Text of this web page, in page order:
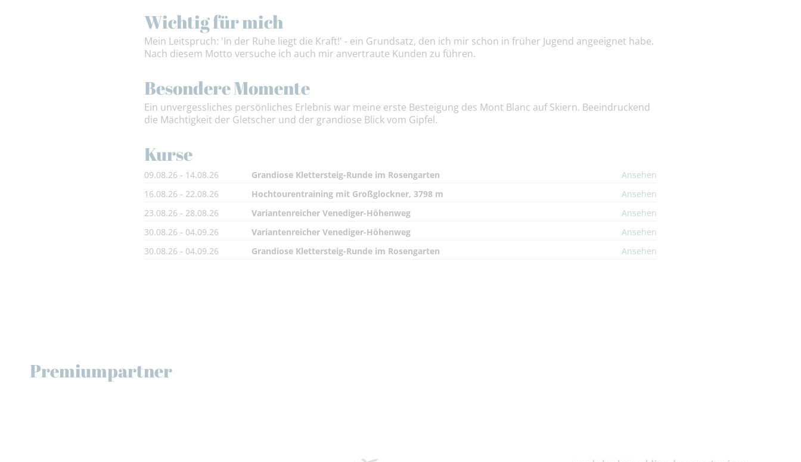
Wichtig für mich
Mein Leitspruch: 'In der Ruhe liegt die Kraft!' - ein Grundsatz, den ich mir schon in früher Jugend angeeignet habe.
Nach diesem Motto versuche ich auch mir anvertraute Kunden zu führen.
Besondere Momente
Ein unvergessliches persönliches Erlebnis war meine erste Besteigung des Mont Blanc auf Skiern. Beeindruckend
die Mächtigkeit der Gletscher und der grandiose Blick vom Gipfel.
Kurse
09.08.26 - 14.08.26 Grandiose Klettersteig-Runde im Rosengarten
Ansehen
16.08.26 - 22.08.26
Hochtourentraining mit Großglockner, 3798 m
Ansehen
23.08.26 - 28.08.26
Variantenreicher Venediger-Höhenweg
Ansehen
30.08.26 - 04.09.26
Variantenreicher Venediger-Höhenweg
Ansehen
30.08.26 - 04.09.26
Grandiose Klettersteig-Runde im Rosengarten Ansehen
Premiumpartner